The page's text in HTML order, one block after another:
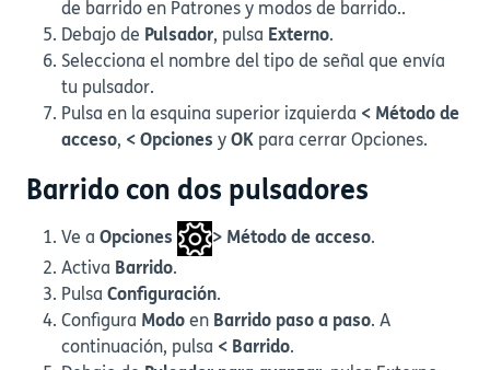
de barrido en Patrones y modos de barrido..
Debajo de Pulsador, pulsa Externo.
Selecciona el nombre del tipo de señal que envía
tu pulsador.
Pulsa en la esquina superior izquierda < Método de
acceso, < Opciones y OK para cerrar Opciones.
Barrido con dos pulsadores
Ve a Opciones > Método de acceso.
Activa Barrido.
Pulsa Configuración.
Configura Modo en Barrido paso a paso. A
continuación, pulsa < Barrido.